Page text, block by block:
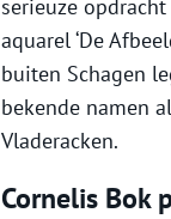
serieuze
aquarel ‘De
buiten Schagen
bekende namen
Vladeracken.
Cornelis Bok